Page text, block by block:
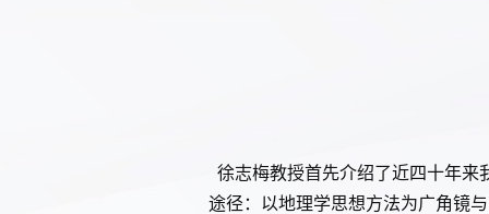
徐志梅教授首先介绍了近四十年来
途径：以地理学思想方法为广角镜